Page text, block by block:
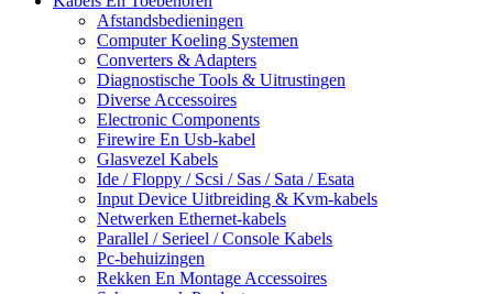
Afstandsbedieningen
Computer Koeling Systemen
Converters & Adapters
Diagnostische Tools & Uitrustingen
Diverse Accessoires
Electronic Components
Firewire En Usb-kabel
Glasvezel Kabels
Ide / Floppy / Scsi / Sas / Sata / Esata
Input Device Uitbreiding & Kvm-kabels
Netwerken Ethernet-kabels
Parallel / Serieel / Console Kabels
Pc-behuizingen
Rekken En Montage Accessoires